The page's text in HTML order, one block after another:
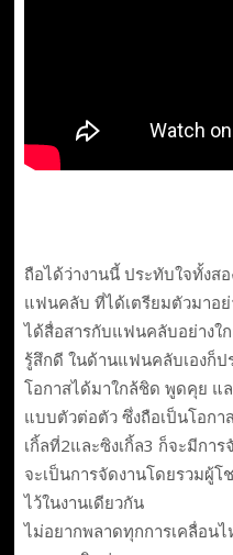
ถือได้ว่างานนี้ ประทับใจทั้งส
แฟนคลับ ที่ได้เตรียมตัวมาอ
ได้สื่อสารกับแฟนคลับอย่างใ
รู้สึกดี ในด้านแฟนคลับเองก็
โอกาสได้มาใกล้ชิด พูดคุย
แบบตัวต่อตัว ซึ่งถือเป็นโอกา
เกิ้ลที่2และซิงเกิ้ล3 ก็จะมีกา
จะเป็นการจัดงานโดยรวมผู้โ
ไว้ในงานเดียวกัน
ไม่อยากพลาดทุกการเคลื่อน